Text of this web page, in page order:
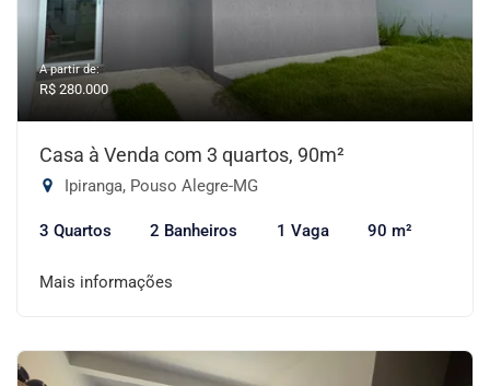
A partir de:
R$ 280.000
Casa à Venda com 3 quartos, 90m²
Ipiranga, Pouso Alegre-MG
3 Quartos 2 Banheiros 1 Vaga 90 m²
Mais informações